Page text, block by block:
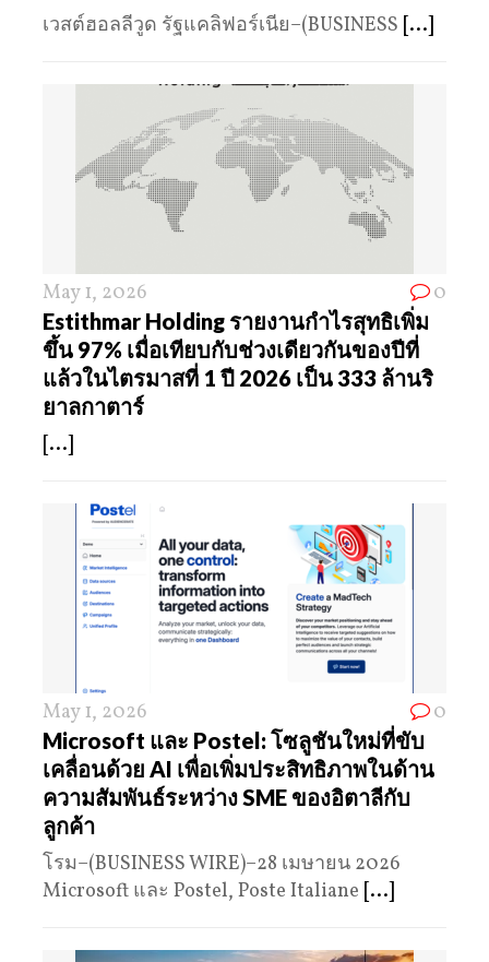
เวสต์ฮอลลีวูด รัฐแคลิฟอร์เนีย–(BUSINESS [...]
May 1, 2026 0
Estithmar Holding รายงานกำไรสุทธิเพิ่ม
ขึ้น 97% เมื่อเทียบกับช่วงเดียวกันของปีที่
แล้วในไตรมาสที่ 1 ปี 2026 เป็น 333 ล้านริ
ยาลกาตาร์
[...]
May 1, 2026 0
Microsoft และ Postel: โซลูชันใหม่ที่ขับ
เคลื่อนด้วย AI เพื่อเพิ่มประสิทธิภาพในด้าน
ความสัมพันธ์ระหว่าง SME ของอิตาลีกับ
ลูกค้า
โรม–(BUSINESS WIRE)–28 เมษายน 2026
Microsoft และ Postel, Poste Italiane [...]